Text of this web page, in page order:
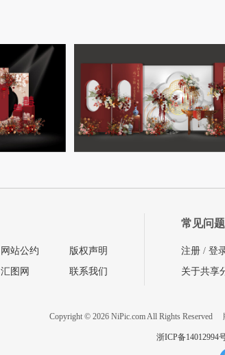
网站公约
汇图网
版权声明
联系我们
常见问题
注册 / 登
关于共享
Copyright © 2026 NiPic.com All Rights Reserved
浙ICP备14012994